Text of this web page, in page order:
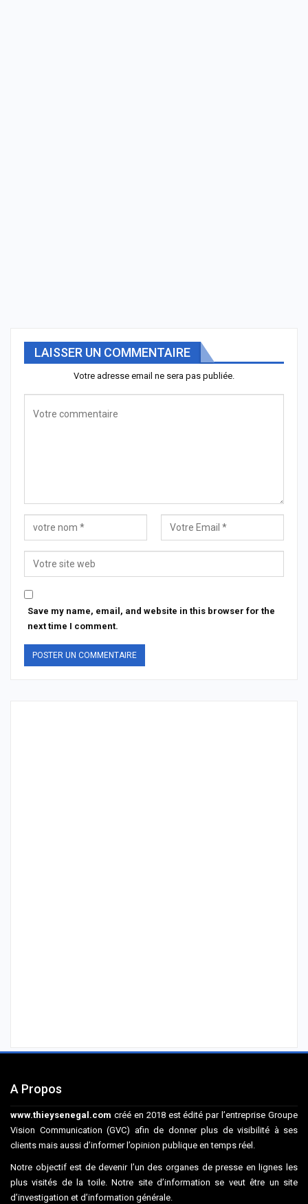
LAISSER UN COMMENTAIRE
Votre adresse email ne sera pas publiée.
Save my name, email, and website in this browser for the
next time I comment.
A Propos
www.thieysenegal.com créé en 2018 est édité par l’entreprise Groupe
Vision Communication (GVC) afin de donner plus de visibilité à ses
clients mais aussi d’informer l’opinion publique en temps réel.
Notre objectif est de devenir l’un des organes de presse en lignes les
plus visités de la toile. Notre site d’information se veut être un site
d’investigation et d’information générale.